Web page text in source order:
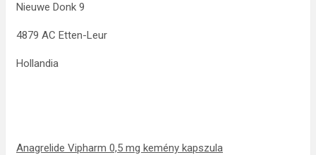
Nieuwe Donk 9
4879 AC Etten-Leur
Hollandia
Anagrelide Vipharm 0,5 mg kemény kapszula